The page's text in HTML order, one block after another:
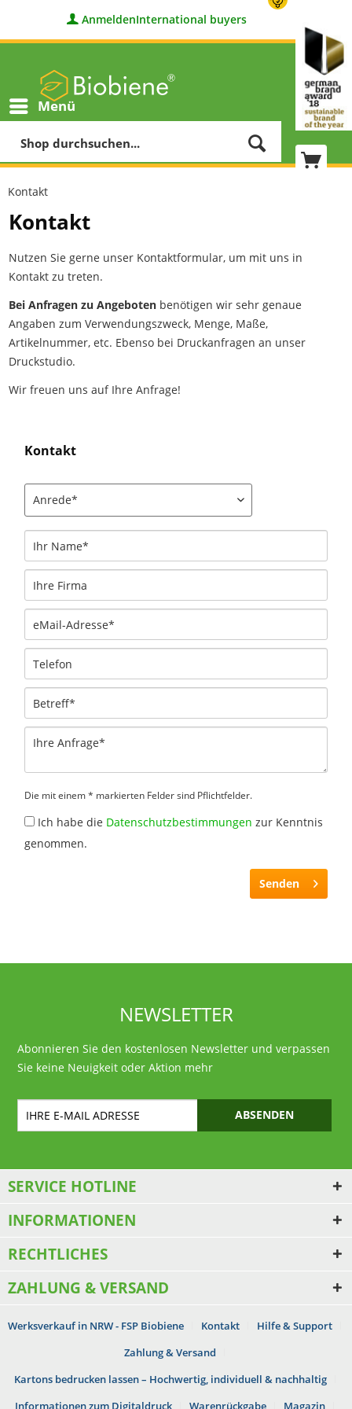
AnmeldenInternational buyers
Menü
Kontakt
Kontakt
Nutzen Sie gerne unser Kontaktformular, um mit uns in
Kontakt zu treten.
Bei Anfragen zu Angeboten benötigen wir sehr genaue
Angaben zum Verwendungszweck, Menge, Maße,
Artikelnummer, etc. Ebenso bei Druckanfragen an unser
Druckstudio.
Wir freuen uns auf Ihre Anfrage!
Kontakt
Die mit einem * markierten Felder sind Pflichtfelder.
Ich habe die Datenschutzbestimmungen zur Kenntnis
genommen.
Senden
NEWSLETTER
Abonnieren Sie den kostenlosen Newsletter und verpassen
Sie keine Neuigkeit oder Aktion mehr
ABSENDEN
SERVICE HOTLINE
INFORMATIONEN
RECHTLICHES
ZAHLUNG & VERSAND
Werksverkauf in NRW - FSP Biobiene Kontakt
Hilfe & Support
Zahlung & Versand
Kartons bedrucken lassen – Hochwertig, individuell & nachhaltig
Informationen zum Digitaldruck
Warenrückgabe Magazin